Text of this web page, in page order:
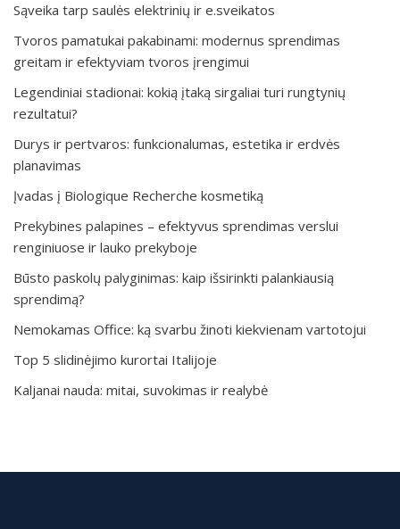
Sąveika tarp saulės elektrinių ir e.sveikatos
Tvoros pamatukai pakabinami: modernus sprendimas
greitam ir efektyviam tvoros įrengimui
Legendiniai stadionai: kokią įtaką sirgaliai turi rungtynių
rezultatui?
Durys ir pertvaros: funkcionalumas, estetika ir erdvės
planavimas
Įvadas į Biologique Recherche kosmetiką
Prekybines palapines – efektyvus sprendimas verslui
renginiuose ir lauko prekyboje
Būsto paskolų palyginimas: kaip išsirinkti palankiausią
sprendimą?
Nemokamas Office: ką svarbu žinoti kiekvienam vartotojui
Top 5 slidinėjimo kurortai Italijoje
Kaljanai nauda: mitai, suvokimas ir realybė